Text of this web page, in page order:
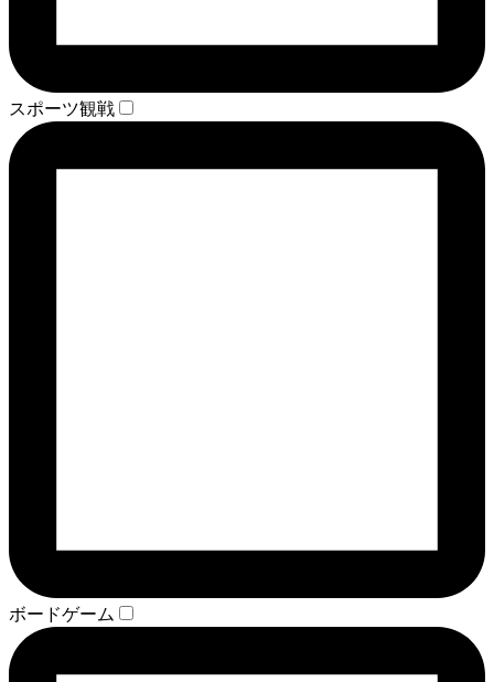
スポーツ観戦
ボードゲーム